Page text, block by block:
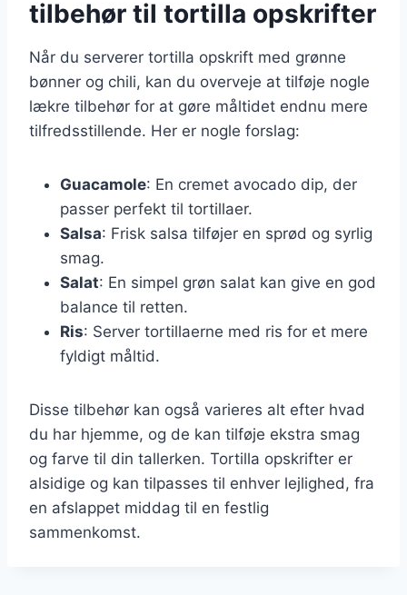
tilbehør til tortilla opskrifter
Når du serverer tortilla opskrift med grønne
bønner og chili, kan du overveje at tilføje nogle
lækre tilbehør for at gøre måltidet endnu mere
tilfredsstillende. Her er nogle forslag:
Guacamole: En cremet avocado dip, der
passer perfekt til tortillaer.
Salsa: Frisk salsa tilføjer en sprød og syrlig
smag.
Salat: En simpel grøn salat kan give en god
balance til retten.
Ris: Server tortillaerne med ris for et mere
fyldigt måltid.
Disse tilbehør kan også varieres alt efter hvad
du har hjemme, og de kan tilføje ekstra smag
og farve til din tallerken. Tortilla opskrifter er
alsidige og kan tilpasses til enhver lejlighed, fra
en afslappet middag til en festlig
sammenkomst.